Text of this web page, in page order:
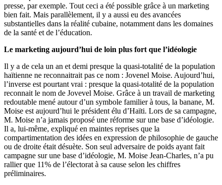
presse, par exemple. Tout ceci a été possible grâce à un marketing
bien fait. Mais parallèlement, il y a aussi eu des avancées
substantielles dans la réalité cubaine, notamment dans les domaines
de la santé et de l’éducation.
Le marketing aujourd’hui de loin plus fort que l’idéologie
Il y a de cela un an et demi presque la quasi-totalité de la population
haïtienne ne reconnaitrait pas ce nom : Jovenel Moise. Aujourd’hui,
l’inverse est pourtant vrai : presque la quasi-totalité de la population
reconnait le nom de Jovevel Moise. Grâce à un travail de marketing
redoutable mené autour d’un symbole familier à tous, la banane, M.
Moise est aujourd’hui le président élu d’Haïti. Lors de sa campagne,
M. Moise n’a jamais proposé une réforme sur une base d’idéologie.
Il a, lui-même, expliqué en maintes reprises que la
compartimentation des idées en expression de philosophie de gauche
ou de droite était désuète. Son seul adversaire de poids ayant fait
campagne sur une base d’idéologie, M. Moise Jean-Charles, n’a pu
rallier que 11% de l’électorat à sa cause selon les chiffres
préliminaires.